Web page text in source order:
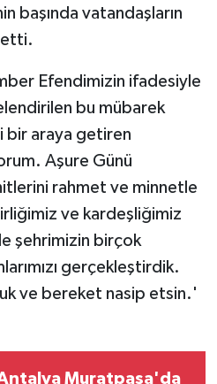
başında vatandaşların
etti.
Efendimizin ifadesiyle
bu mübarek
bir araya getiren
Aşure Günü
rahmet ve minnetle
ve kardeşliğimiz
şehrimizin birçok
gerçekleştirdik.
ve bereket nasip etsin.'
Muratpaşa'da